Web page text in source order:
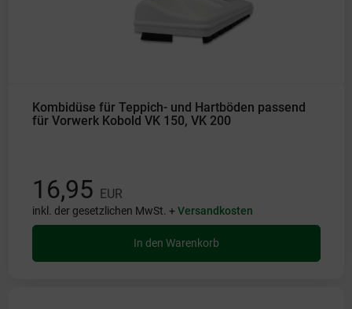
Kombidüse für Teppich- und Hartböden passend
für Vorwerk Kobold VK 150, VK 200
16,95 EUR
inkl. der gesetzlichen MwSt. +Versandkosten
In den Warenkorb